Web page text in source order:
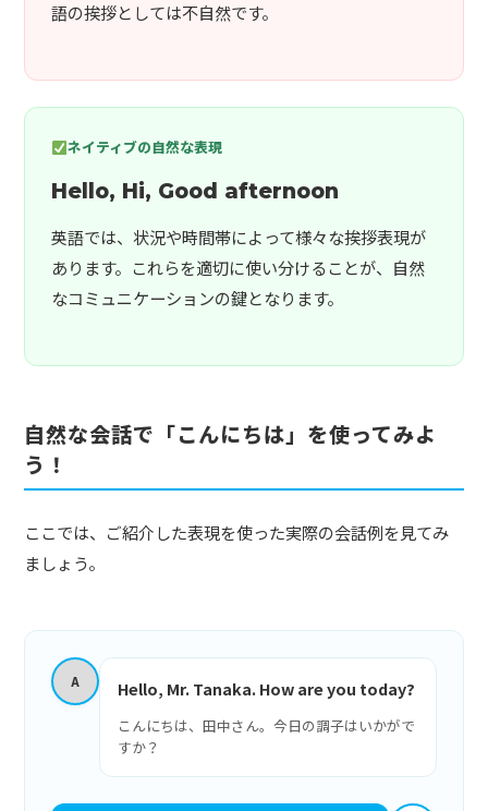
語の挨拶としては不自然です。
ネイティブの自然な表現
Hello, Hi, Good afternoon
英語では、状況や時間帯によって様々な挨拶表現が
あります。これらを適切に使い分けることが、自然
なコミュニケーションの鍵となります。
自然な会話で「こんにちは」を使ってみよ
う！
ここでは、ご紹介した表現を使った実際の会話例を見てみ
ましょう。
A Hello, Mr. Tanaka. How are you today?
こんにちは、田中さん。今日の調子はいかがで
すか？